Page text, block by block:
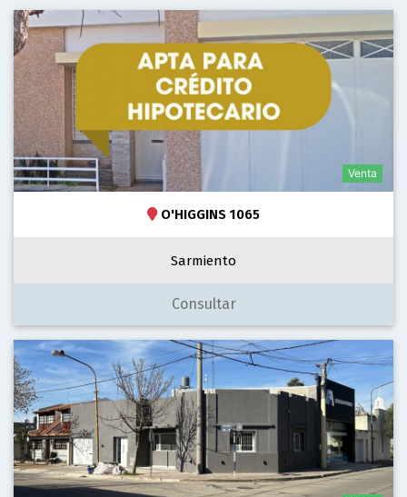
Venta
O'HIGGINS 1065
Sarmiento
Consultar